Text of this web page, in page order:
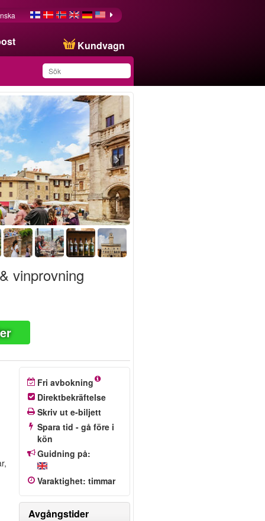
Kundvagn
Du har sparat produkten
i din lista
Fri avbokning
Auktoriserade guider
Små grupper
vinprovning
Fri avbokning
Direktbekräftelse
Skriv ut e-biljett
Spara tid - gå före i
kön
Guidning på:
Varaktighet: timmar
Avgångstider